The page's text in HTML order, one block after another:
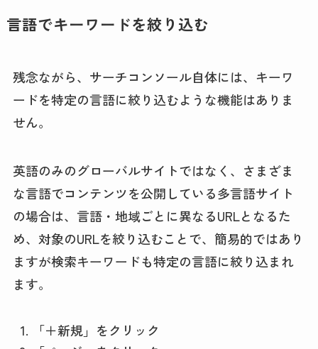
言語でキーワードを絞り込む
残念ながら、サーチコンソール自体には、キーワ
ードを特定の言語に絞り込むような機能はありま
せん。
英語のみのグローバルサイトではなく、さまざま
な言語でコンテンツを公開している多言語サイト
の場合は、言語・地域ごとに異なるURLとなるた
め、対象のURLを絞り込むことで、簡易的ではあり
ますが検索キーワードも特定の言語に絞り込まれ
ます。
「＋新規」をクリック